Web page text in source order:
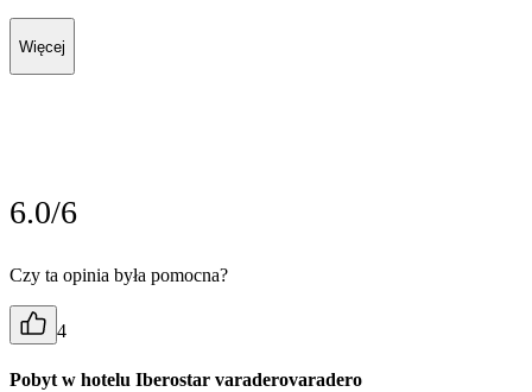
Więcej
6.0/6
Czy ta opinia była pomocna?
4
Pobyt w hotelu Iberostar varaderovaradero